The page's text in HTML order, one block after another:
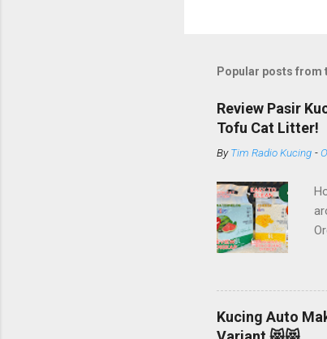
Popular posts from
Review Pasir
Tofu Cat Litter!
ByTim Radio Kucing -
Kucing Auto